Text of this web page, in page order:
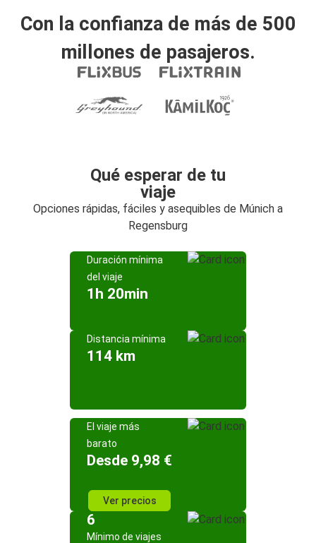
Con la confianza de más de 500
millones de pasajeros.
Qué esperar de tu
viaje
Opciones rápidas, fáciles y asequibles de Múnich a
Regensburg
Duración mínima
del viaje
1h 20min
Distancia mínima
114 km
El viaje más
barato
Desde 9,98 €
Ver precios
6
Mínimo de viajes